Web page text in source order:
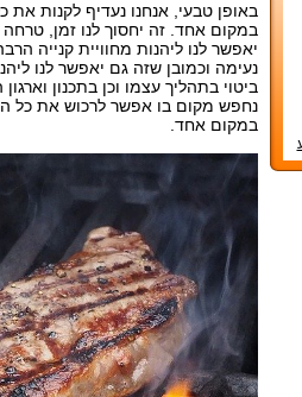
באופן טבעי, אנחנו נעדיף לקנות את
במקום אחד. זה יחסוך לנו זמן, טרחה
יאפשר לנו ליהנות מחוויית קנייה
נעימה וכמובן שזה גם יאפשר לנו
ביטוי בתהליך עצמו וכן בתכנון
נחפש מקום בו אפשר לרכוש את כל
במקום אחד.